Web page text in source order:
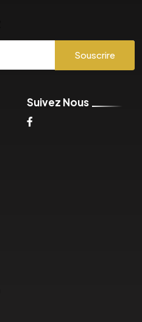
Souscrire
Suivez Nous